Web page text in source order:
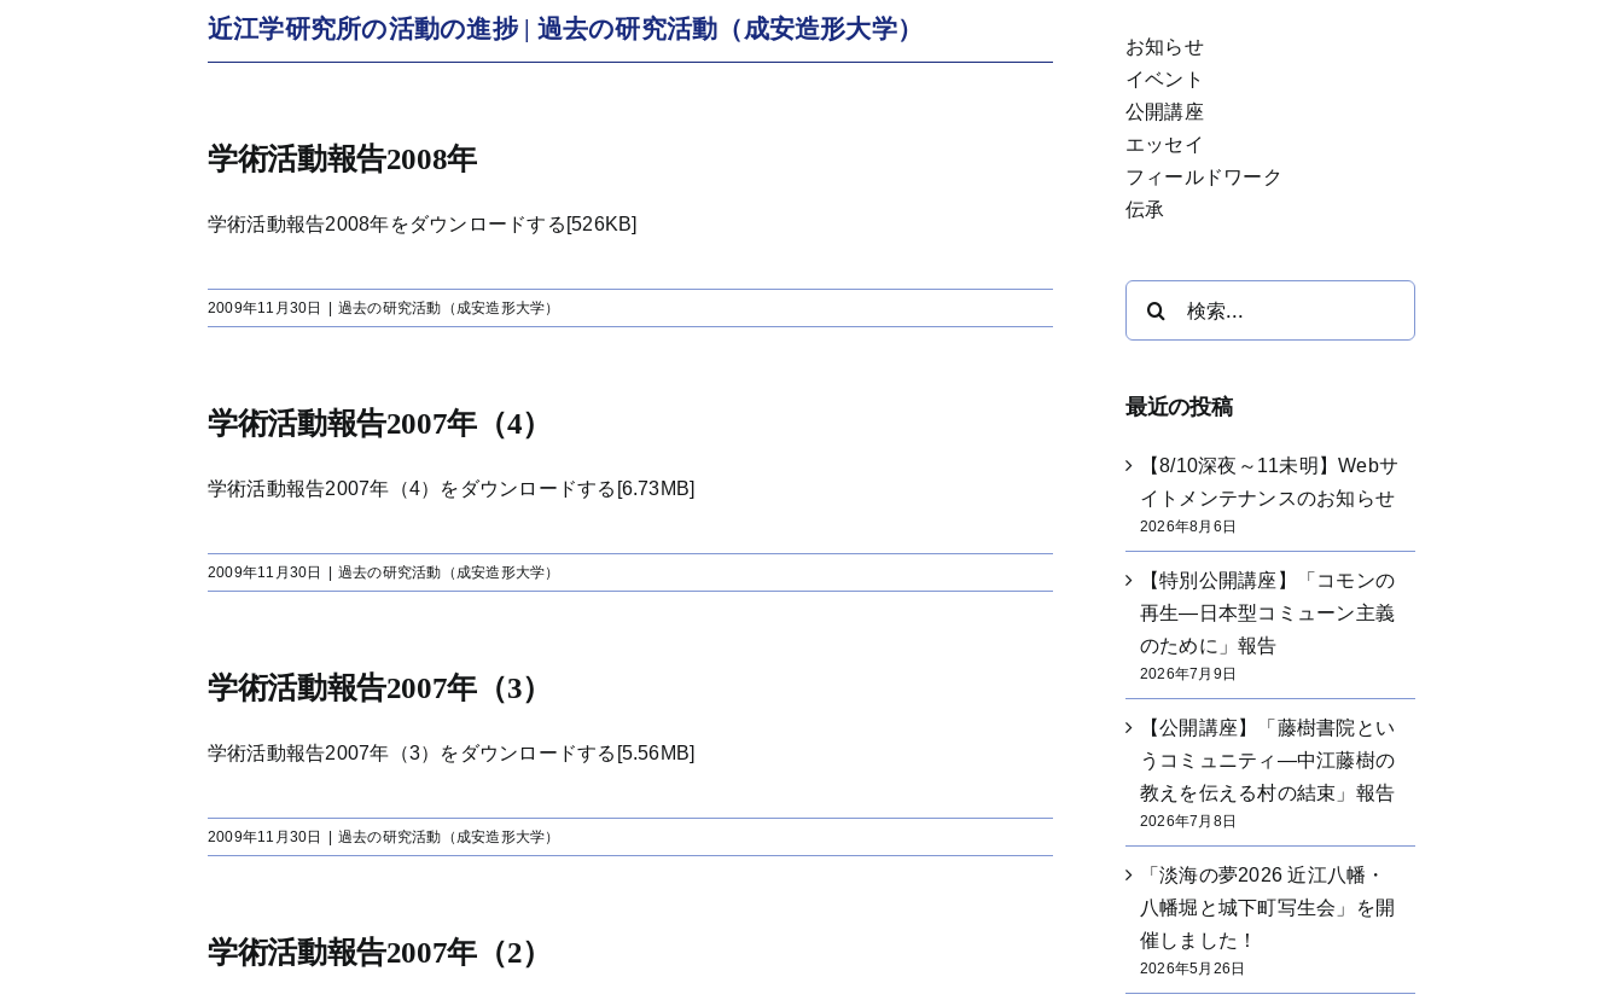
近江学研究所の活動の進捗 | 過去の研究活動（成安造形大学）
学術活動報告2008年
学術活動報告2008年をダウンロードする[526KB]
2009年11月30日 過去の研究活動（成安造形大学）
学術活動報告2007年（4）
学術活動報告2007年（4）をダウンロードする[6.73MB]
2009年11月30日 過去の研究活動（成安造形大学）
学術活動報告2007年（3）
学術活動報告2007年（3）をダウンロードする[5.56MB]
2009年11月30日 過去の研究活動（成安造形大学）
学術活動報告2007年（2）
お知らせ
イベント
公開講座
エッセイ
フィールドワーク
伝承
最近の投稿
【8/10深夜～11未明】Webサ
イトメンテナンスのお知らせ
2026年8月6日
【特別公開講座】「コモンの
再生―日本型コミューン主義
のために」報告
2026年7月9日
【公開講座】「藤樹書院とい
うコミュニティ―中江藤樹の
教えを伝える村の結束」報告
2026年7月8日
「淡海の夢2026 近江八幡・
八幡堀と城下町写生会」を開
催しました！
2026年5月26日